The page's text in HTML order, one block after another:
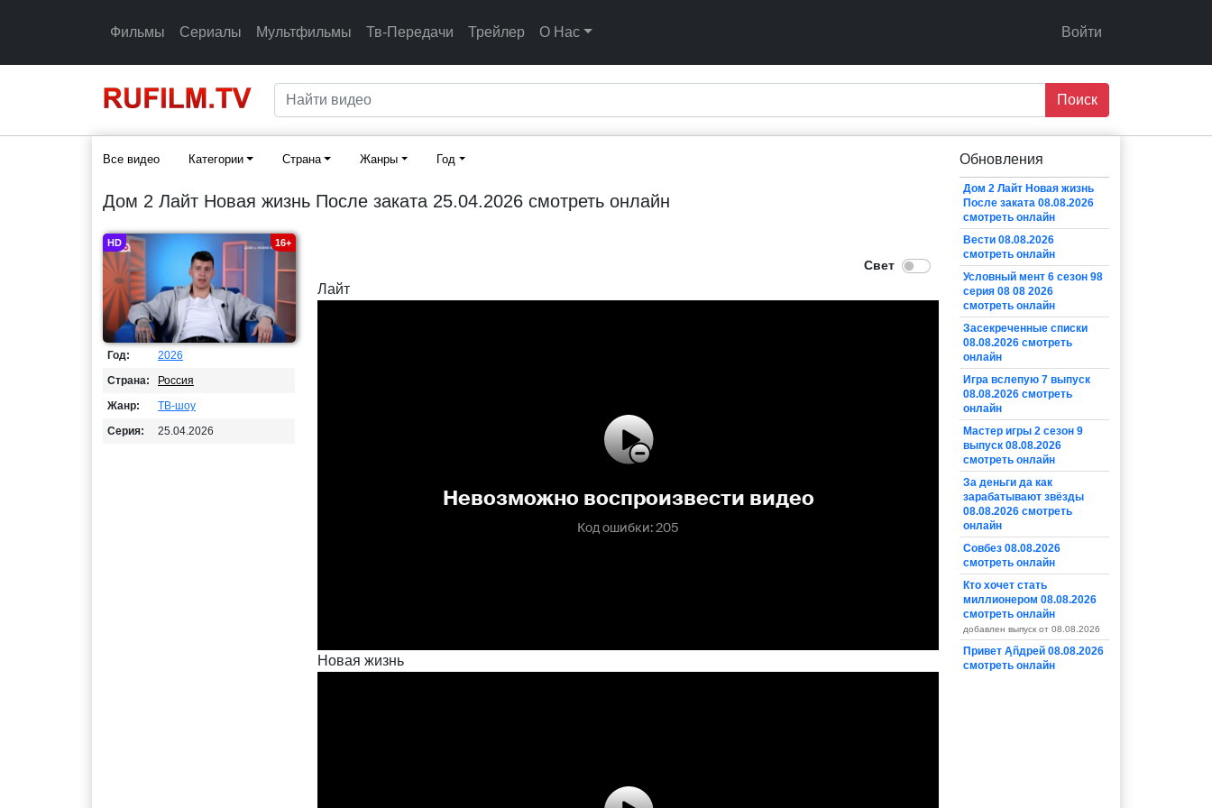
Фильмы Сериалы Мультфильмы Тв-Передачи Трейлер О Нас Войти
Поиск
Все видео Категории Страна Жанры Год
Дом 2 Лайт Новая жизнь После заката 25.04.2026 смотреть онлайн
HD 16+
Год:
2026
Страна:
Россия
Жанр:
ТВ-шоу
Серия:
25.04.2026
Лайт
Новая жизнь
Обновления
Дом 2 Лайт Новая жизнь
После заката 08.08.2026
смотреть онлайн
Вести 08.08.2026
смотреть онлайн
Условный мент 6 сезон 98
серия 08 08 2026
смотреть онлайн
Засекреченные списки
08.08.2026 смотреть
онлайн
Игра вслепую 7 выпуск
08.08.2026 смотреть
онлайн
Мастер игры 2 сезон 9
выпуск 08.08.2026
смотреть онлайн
За деньги да как
зарабатывают звёзды
08.08.2026 смотреть
онлайн
Совбез 08.08.2026
смотреть онлайн
Кто хочет стать
миллионером 08.08.2026
смотреть онлайн
добавлен выпуск от 08.08.2026
Привет Ąñдpей 08.08.2026
смотреть онлайн